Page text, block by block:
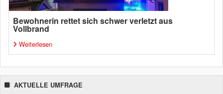
Bewohnerin rettet sich schwer verletzt aus
Vollbrand
Weiterlesen
AKTUELLE UMFRAGE